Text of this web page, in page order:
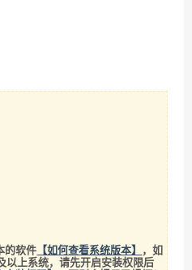
的软件 【如何查看系统版本】
，如
以上系统，请先开启安装权限后